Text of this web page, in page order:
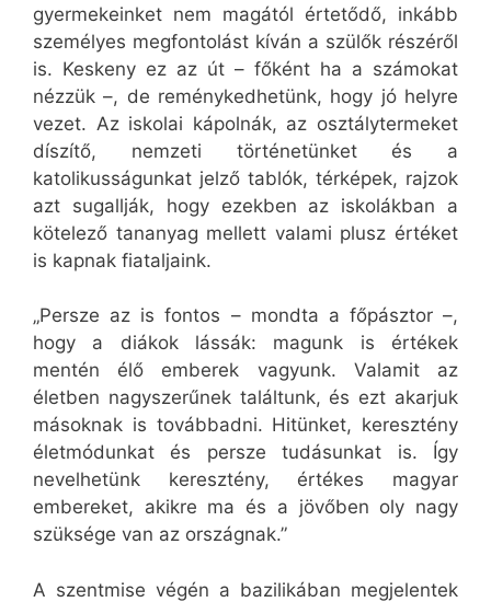
gyermekeinket nem magától értetődő, inkább
személyes megfontolást kíván a szülők részéről
is. Keskeny ez az út – főként ha a számokat
nézzük –, de reménykedhetünk, hogy jó helyre
vezet. Az iskolai kápolnák, az osztálytermeket
díszítő, nemzeti történetünket és a
katolikusságunkat jelző tablók, térképek, rajzok
azt sugallják, hogy ezekben az iskolákban a
kötelező tananyag mellett valami plusz értéket
is kapnak fiataljaink.
„Persze az is fontos – mondta a főpásztor –,
hogy a diákok lássák: magunk is értékek
mentén élő emberek vagyunk. Valamit az
életben nagyszerűnek találtunk, és ezt akarjuk
másoknak is továbbadni. Hitünket, keresztény
életmódunkat és persze tudásunkat is. Így
nevelhetünk keresztény, értékes magyar
embereket, akikre ma és a jövőben oly nagy
szüksége van az országnak.”
A szentmise végén a bazilikában megjelentek